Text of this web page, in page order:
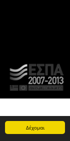
Δέχομαι